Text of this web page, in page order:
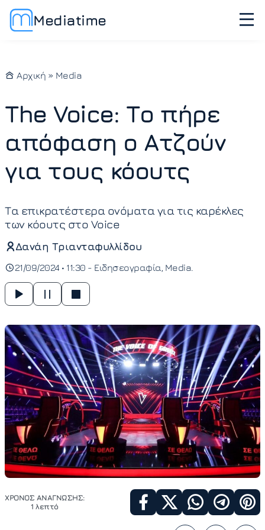
Mediatime
Αρχική » Media
The Voice: Το πήρε
απόφαση ο Ατζούν
για τους κόουτς
Τα επικρατέστερα ονόματα για τις καρέκλες
των κόουτς στο Voice
Δανάη Τριανταφυλλίδου
21/09/2024 • 11:30 - Ειδησεογραφία Media
ΧΡΟΝΟΣ ΑΝΑΓΝΩΣΗΣ:
1 λεπτό